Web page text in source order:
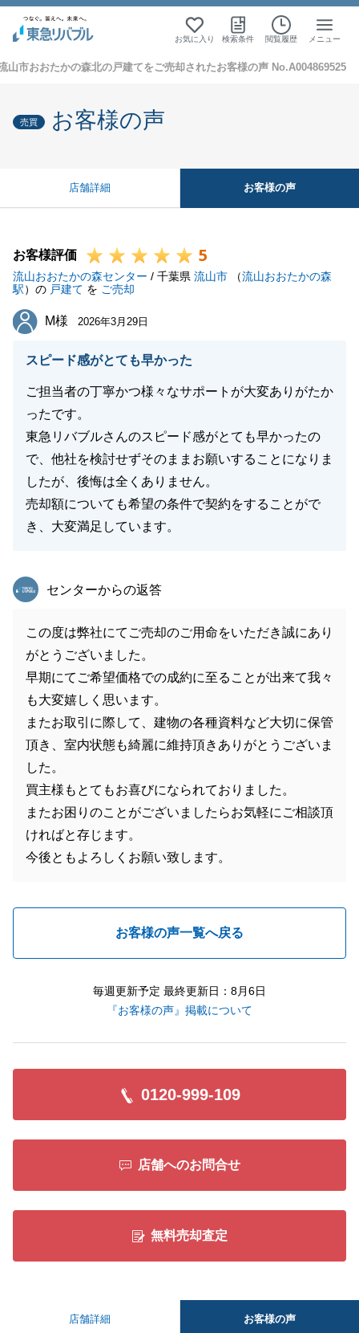
お気に入り 検索条件 閲覧履歴 メニュー
山市おおたかの森北の戸建てをご売却されたお客様の声 No.A004869525
売買 お客様の声
店舗詳細 お客様の声
お客様評価 5
流山おおたかの森センター / 千葉県 流山市 （流山おおたかの森
駅）の 戸建て を ご売却
M様
M様 2026年3月29日
スピード感がとても早かった
ご担当者の丁寧かつ様々なサポートが大変ありがたか
ったです。
東急リバブルさんのスピード感がとても早かったの
で、他社を検討せずそのままお願いすることになりま
したが、後悔は全くありません。
売却額についても希望の条件で契約をすることがで
き、大変満足しています。
東急リバブル
センターからの返答
この度は弊社にてご売却のご用命をいただき誠にあり
がとうございました。
早期にてご希望価格での成約に至ることが出来て我々
も大変嬉しく思います。
またお取引に際して、建物の各種資料など大切に保管
頂き、室内状態も綺麗に維持頂きありがとうございま
した。
買主様もとてもお喜びになられておりました。
またお困りのことがございましたらお気軽にご相談頂
ければと存じます。
今後ともよろしくお願い致します。
お客様の声一覧へ戻る
毎週更新予定 最終更新日：8月6日
『お客様の声』掲載について
0120-999-109
店舗へのお問合せ
無料売却査定
店舗詳細 お客様の声